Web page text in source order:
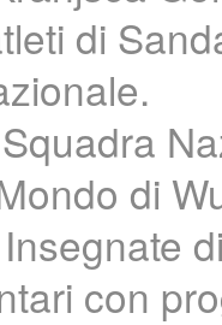
di
di
con